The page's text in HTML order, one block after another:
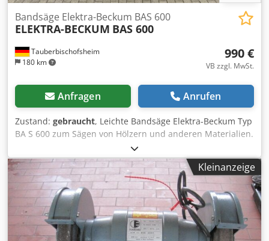
Tauberbischofsheim
180 km
Bandsäge Elektra-Beckum BAS 600
ELEKTRA-BECKUM BAS 600
990 €
VB zzgl. MwSt.
Anfragen Anrufen
Zustand: gebraucht, Leichte Bandsäge Elektra-Beckum Typ
BA S 600 zum Sägen von Hölzern und anderen Materialien.
Technische Daten: - Rollendurchmesser: 600 mm -
Gewicht: 160 kg - Schnitthöhe: max. ca. 300 mm
Crjdpjzryvyefx Aidef
Kleinanzeige